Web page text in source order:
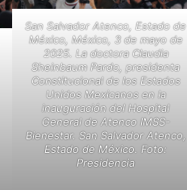
San Salvador Atenco, Estado de
México, México, 3 de mayo de
2025. La doctora Claudia
Sheinbaum Pardo, presidenta
Constitucional de los Estados
Unidos Mexicanos en la
inauguración del Hospital
General de Atenco IMSS-
Bienestar. San Salvador Atenco,
Estado de México. Foto:
Presidencia